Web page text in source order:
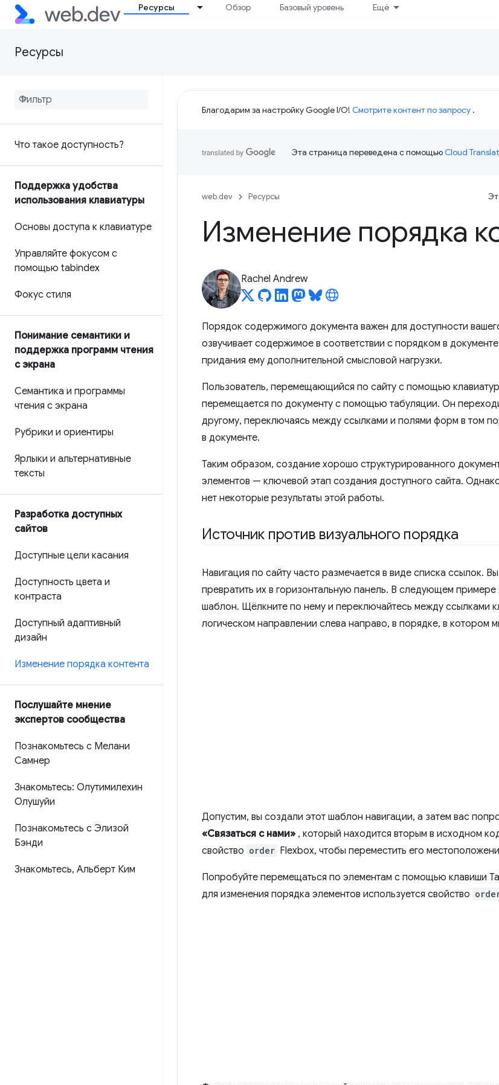
Ресурсы Обзор Базовый уровень Ещё
Ресурсы
Что такое доступность?
Поддержка удобства
использования клавиатуры
Основы доступа к клавиатуре
Управляйте фокусом с
помощью tabindex
Фокус стиля
Понимание семантики и
поддержка программ чтения
с экрана
Семантика и программы
чтения с экрана
Рубрики и ориентиры
Ярлыки и альтернативные
тексты
Разработка доступных
сайтов
Доступные цели касания
Доступность цвета и
контраста
Доступный адаптивный
дизайн
Изменение порядка контента
Послушайте мнение
экспертов сообщества
Познакомьтесь с Мелани
Самнер
Знакомьтесь: Олутимилехин
Олушуйи
Познакомьтесь с Элизой
Бэнди
Знакомьтесь, Альберт Ким
Благодарим за настройку Google I/O! Смотрите контент по запросу .
Эта страница переведена с помощьюCloud
web.dev Ресурсы
Изменение порядка
Rachel Andrew
Порядок содержимого документа важен для доступности
озвучивает содержимое в соответствии с порядком в
придания ему дополнительной смысловой нагрузки.
Пользователь, перемещающийся по сайту с помощью
перемещается по документу с помощью табуляции. Он
другому, переключаясь между ссылками и полями форм в том
в документе.
Таким образом, создание хорошо структурированного
элементов — ключевой этап создания доступного сайта.
нет некоторые результаты этой работы.
Источник против визуального порядка
Навигация по сайту часто размечается в виде списка ссылок.
превратить их в горизонтальную панель. В следующем
шаблон. Щёлкните по нему и переключайтесь между ссылками
логическом направлении слева направо, в порядке, в котором
Допустим, вы создали этот шаблон навигации, а затем вас
«Связаться с нами» , который находится вторым в исходном
свойство order Flexbox, чтобы переместить его
Попробуйте перемещаться по элементам с помощью клавиши
для изменения порядка элементов используется свойство